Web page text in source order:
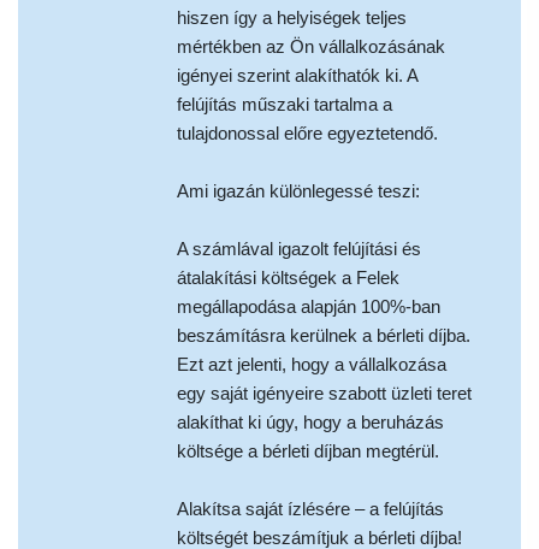
hiszen így a helyiségek teljes
mértékben az Ön vállalkozásának
igényei szerint alakíthatók ki. A
felújítás műszaki tartalma a
tulajdonossal előre egyeztetendő.
Ami igazán különlegessé teszi:
A számlával igazolt felújítási és
átalakítási költségek a Felek
megállapodása alapján 100%-ban
beszámításra kerülnek a bérleti díjba.
Ezt azt jelenti, hogy a vállalkozása
egy saját igényeire szabott üzleti teret
alakíthat ki úgy, hogy a beruházás
költsége a bérleti díjban megtérül.
Alakítsa saját ízlésére – a felújítás
költségét beszámítjuk a bérleti díjba!